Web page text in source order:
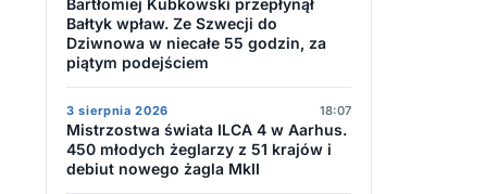
Bartłomiej Kubkowski przepłynął
Bałtyk wpław. Ze Szwecji do
Dziwnowa w niecałe 55 godzin, za
piątym podejściem
3 sierpnia 2026 18:07
Mistrzostwa świata ILCA 4 w Aarhus.
450 młodych żeglarzy z 51 krajów i
debiut nowego żagla MkII